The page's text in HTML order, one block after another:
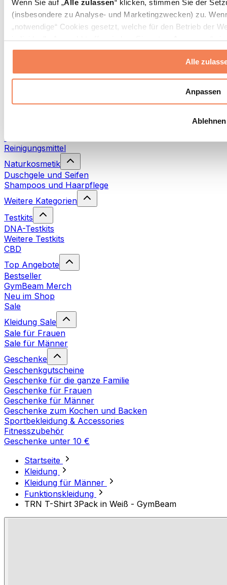
Wenn Sie auf „Alle zulassen“ klicken, stimmen Sie der
(insbesondere zu Analyse- und Marketingzwecken) zu.
„notwendige“ Cookies gesetzt, welche für den Betrieb der
individuelle Auswahl treffen, indem Sie unter „Anpassen“
erlauben“ klicken.
Weitere Informationen über die Verarbeitung Ihrer Daten
Datenschutzerklärung
Alle
Anpassen
Ablehnen
Zubehör nach Aktivität
Laufen
Kampfsport
Yoga & Pilates
Wandern
Rotlichttherapie
Waschmittel
Reinigungsmittel
Naturkosmetik
Duschgele und Seifen
Shampoos und Haarpflege
Weitere Kategorien
Testkits
DNA-Testkits
Weitere Testkits
CBD
Top Angebote
Bestseller
GymBeam Merch
Neu im Shop
Sale
Kleidung Sale
Sale für Frauen
Sale für Männer
Geschenke
Geschenkgutscheine
Geschenke für die ganze Familie
Geschenke für Frauen
Geschenke für Männer
Geschenke zum Kochen und Backen
Sportbekleidung & Accessories
Fitnesszubehör
Geschenke unter 10 €
Startseite
Kleidung
Kleidung für Männer
Funktionskleidung
TRN T-Shirt 3Pack in Weiß - GymBeam